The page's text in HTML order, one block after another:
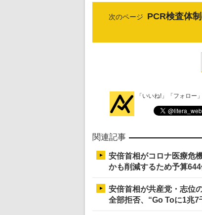
次のページ
PCR検査体
「いいね!」「フォロー
関連記事
安倍首相がコロナ医療危
かも削減するため予算
安倍首相が共産党・志位
全部拒否、“Go Toに1兆7